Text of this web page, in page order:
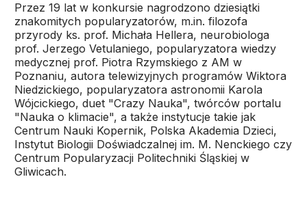
Przez 19 lat w konkursie nagrodzono dziesiątki
znakomitych popularyzatorów, m.in. filozofa
przyrody ks. prof. Michała Hellera, neurobiologa
prof. Jerzego Vetulaniego, popularyzatora wiedzy
medycznej prof. Piotra Rzymskiego z AM w
Poznaniu, autora telewizyjnych programów Wiktora
Niedzickiego, popularyzatora astronomii Karola
Wójcickiego, duet "Crazy Nauka", twórców portalu
"Nauka o klimacie", a także instytucje takie jak
Centrum Nauki Kopernik, Polska Akademia Dzieci,
Instytut Biologii Doświadczalnej im. M. Nenckiego czy
Centrum Popularyzacji Politechniki Śląskiej w
Gliwicach.